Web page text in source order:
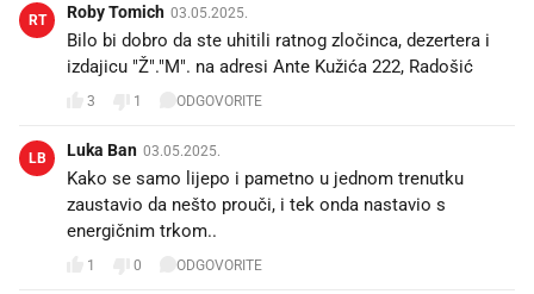
RT Roby Tomich 03.05.2025.
Bilo bi dobro da ste uhitili ratnog zločinca, dezertera i
izdajicu "Ž"."M". na adresi Ante Kužića 222, Radošić
3 1 ODGOVORITE
LB Luka Ban 03.05.2025.
Kako se samo lijepo i pametno u jednom trenutku
zaustavio da nešto prouči, i tek onda nastavio s
energičnim trkom..
1 0 ODGOVORITE